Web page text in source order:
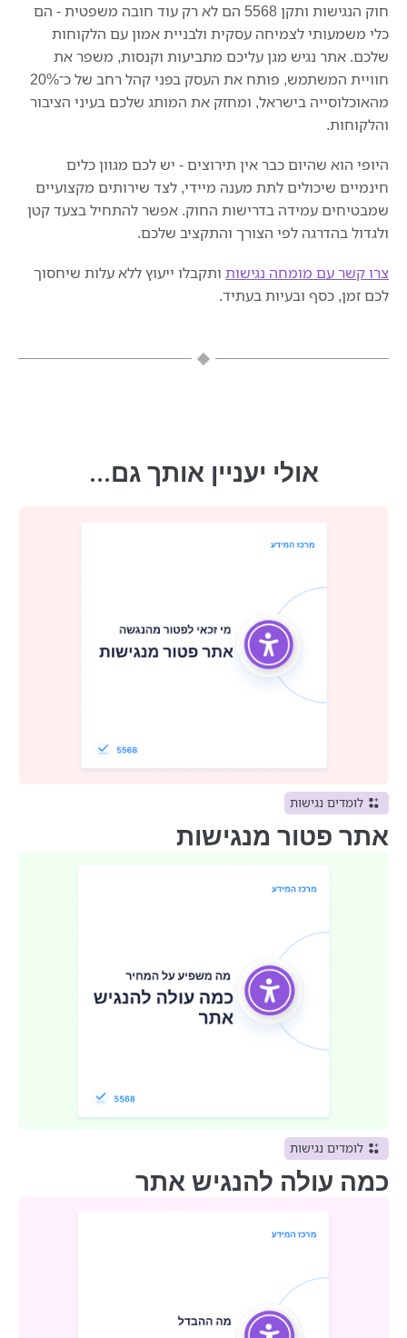
חוק הנגישות ותקן 5568 הם לא רק עוד חובה משפטית - הם
כלי משמעותי לצמיחה עסקית ולבניית אמון עם הלקוחות
שלכם. אתר נגיש מגן עליכם מתביעות וקנסות, משפר את
חוויית המשתמש, פותח את העסק בפני קהל רחב של כ־20%
מהאוכלוסייה בישראל, ומחזק את המותג שלכם בעיני הציבור
והלקוחות.
היופי הוא שהיום כבר אין תירוצים - יש לכם מגוון כלים
חינמיים שיכולים לתת מענה מיידי, לצד שירותים מקצועיים
שמבטיחים עמידה בדרישות החוק. אפשר להתחיל בצעד קטן
ולגדול בהדרגה לפי הצורך והתקציב שלכם.
צרו קשר עם מומחה נגישות ותקבלו ייעוץ ללא עלות שיחסוך
לכם זמן, כסף ובעיות בעתיד.
אולי יעניין אותך גם...
לומדים נגישות
אתר פטור מנגישות
לומדים נגישות
כמה עולה להנגיש אתר